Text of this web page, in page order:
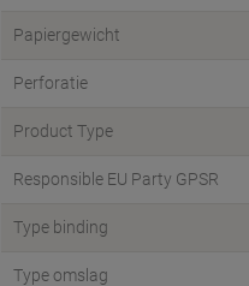
Papiergewicht
Perforatie
Product Type
Responsible EU Party GPSR
Type binding
Type omslag